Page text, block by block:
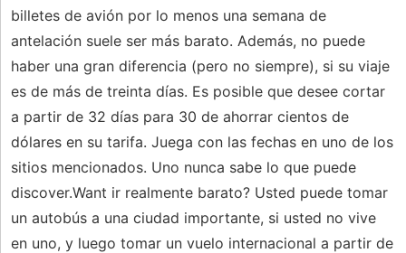
billetes de avión por lo menos una semana de
antelación suele ser más barato. Además, no puede
haber una gran diferencia (pero no siempre), si su viaje
es de más de treinta días. Es posible que desee cortar
a partir de 32 días para 30 de ahorrar cientos de
dólares en su tarifa. Juega con las fechas en uno de los
sitios mencionados. Uno nunca sabe lo que puede
discover.Want ir realmente barato? Usted puede tomar
un autobús a una ciudad importante, si usted no vive
en uno, y luego tomar un vuelo internacional a partir de